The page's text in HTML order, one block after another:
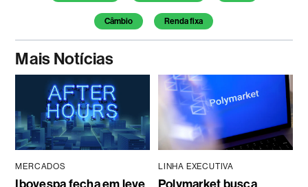
Câmbio Renda fixa
Mais Notícias
MERCADOS LINHA EXECUTIVA